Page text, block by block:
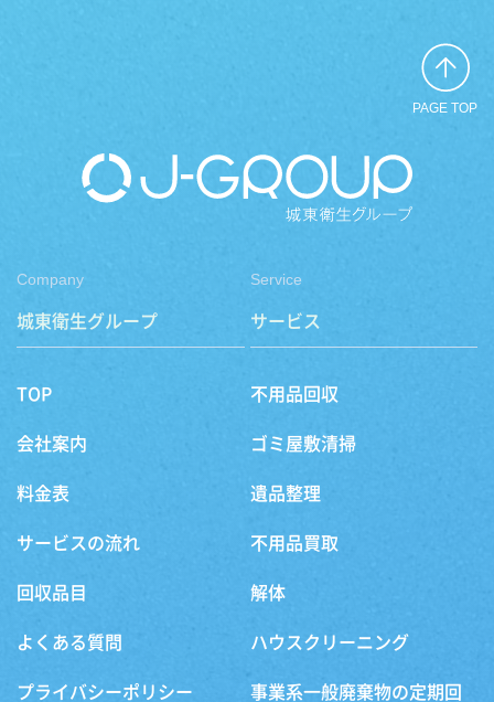
PAGE TOP
Company
城東衛生グループ
TOP
会社案内
料金表
サービスの流れ
回収品目
よくある質問
プライバシーポリシー
Service
サービス
不用品回収
ゴミ屋敷清掃
遺品整理
不用品買取
解体
ハウスクリーニング
事業系一般廃棄物の定期回